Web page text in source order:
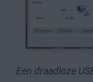
Een draadloze